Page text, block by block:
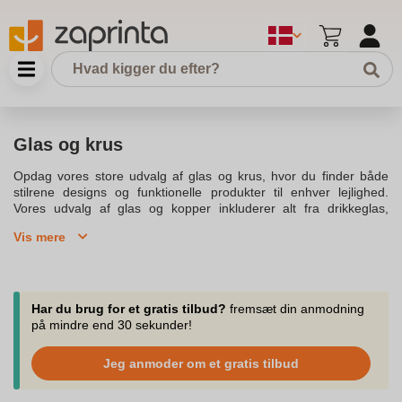
Glas og krus
Opdag vores store udvalg af glas og krus, hvor du finder både
stilrene designs og funktionelle produkter til enhver lejlighed.
Vores udvalg af glas og kopper inkluderer alt fra drikkeglas,
holde din varme drik ved den perfekte temperatur. Vi tilbyder også
specielle lejligheder eller praktiske stentøjskopper til daglig brug,
har vores sortiment noget for enhver smag. Kombineres med
vores tilbehør, kan du skabe et unikt og personligt look, der
både med og uden hank og i forskellige størrelser, så du kan
finde den perfekte kop, der passer til din stil. De er både
velegnede til varme drikke og tåler maskinopvask, så de er
Vis mere
Har du brug for et gratis tilbud? fremsæt din anmodning
på mindre end 30 sekunder!
Jeg anmoder om et gratis tilbud